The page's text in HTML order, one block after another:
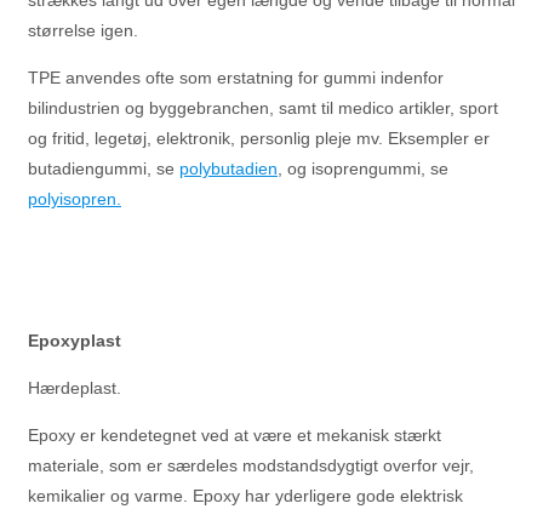
størrelse igen.
TPE anvendes ofte som erstatning for gummi indenfor
bilindustrien og byggebranchen, samt til medico artikler, sport
og fritid, legetøj, elektronik, personlig pleje mv. Eksempler er
butadiengummi, se polybutadien , og isoprengummi, se
polyisopren.
Epoxyplast
Hærdeplast.
Epoxy er kendetegnet ved at være et mekanisk stærkt
materiale, som er særdeles modstandsdygtigt overfor vejr,
kemikalier og varme. Epoxy har yderligere gode elektrisk